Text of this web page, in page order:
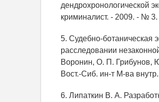
дендрохронологической
криминалист. - 2009. - №
5. Судебно-ботаническая
расследовании
Воронин, О. П. Грибунов,
Вост.-Сиб. ин-т М-ва
6. Липаткин В. А.